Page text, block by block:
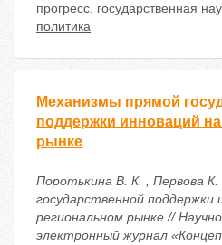
прогресс, государственная
политика
Механизмы прямой
поддержки инноваций
рынке
Поротькина В. К. , Первова
государственной поддержки
региональном рынке //
электронный журнал